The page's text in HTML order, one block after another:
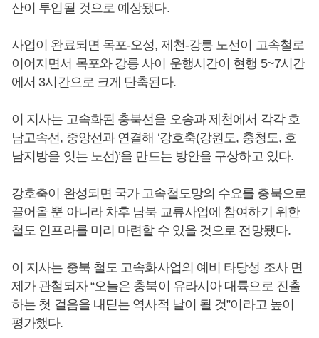
산이 투입될 것으로 예상됐다.
사업이 완료되면 목포-오성, 제천-강릉 노선이 고속철로
이어지면서 목포와 강릉 사이 운행시간이 현행 5~7시간
에서 3시간으로 크게 단축된다.
이 지사는 고속화된 충북선을 오송과 제천에서 각각 호
남고속선, 중앙선과 연결해 ‘강호축(강원도, 충청도, 호
남지방을 잇는 노선)’을 만드는 방안을 구상하고 있다.
강호축이 완성되면 국가 고속철도망의 수요를 충북으로
끌어올 뿐 아니라 차후 남북 교류사업에 참여하기 위한
철도 인프라를 미리 마련할 수 있을 것으로 전망됐다.
이 지사는 충북 철도 고속화사업의 예비 타당성 조사 면
제가 관철되자 “오늘은 충북이 유라시아 대륙으로 진출
하는 첫 걸음을 내딛는 역사적 날이 될 것”이라고 높이
평가했다.